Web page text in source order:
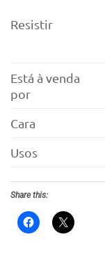
Resistir
Está à venda
por
Cara
Usos
Share this: